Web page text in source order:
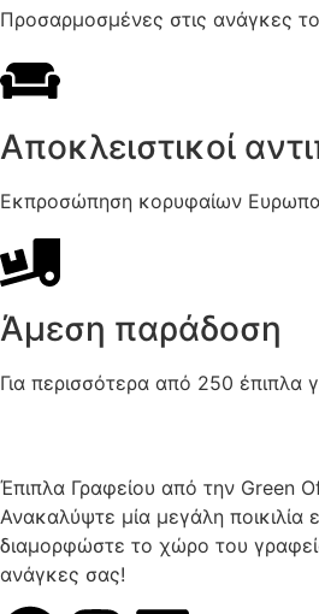
Προσαρμοσμένες στις ανάγκες
Αποκλειστικοί
Εκπροσώπηση κορυφαίων
Άμεση παράδοση
Για περισσότερα από 250 έπιπλα
Έπιπλα Γραφείου από την Green
Ανακαλύψτε μία μεγάλη ποικιλία
διαμορφώστε το χώρο του
ανάγκες σας!